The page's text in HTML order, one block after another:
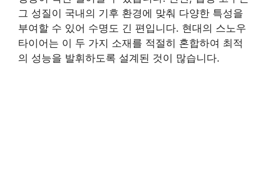
그 성질이 국내의 기후 환경에 맞춰 다양한 특성을
부여할 수 있어 수명도 긴 편입니다. 현대의 스노우
타이어는 이 두 가지 소재를 적절히 혼합하여 최적
의 성능을 발휘하도록 설계된 것이 많습니다.